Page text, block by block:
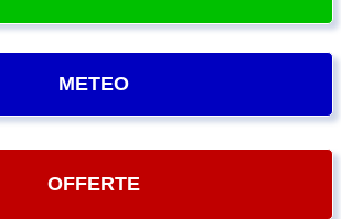
METEO
OFFERTE